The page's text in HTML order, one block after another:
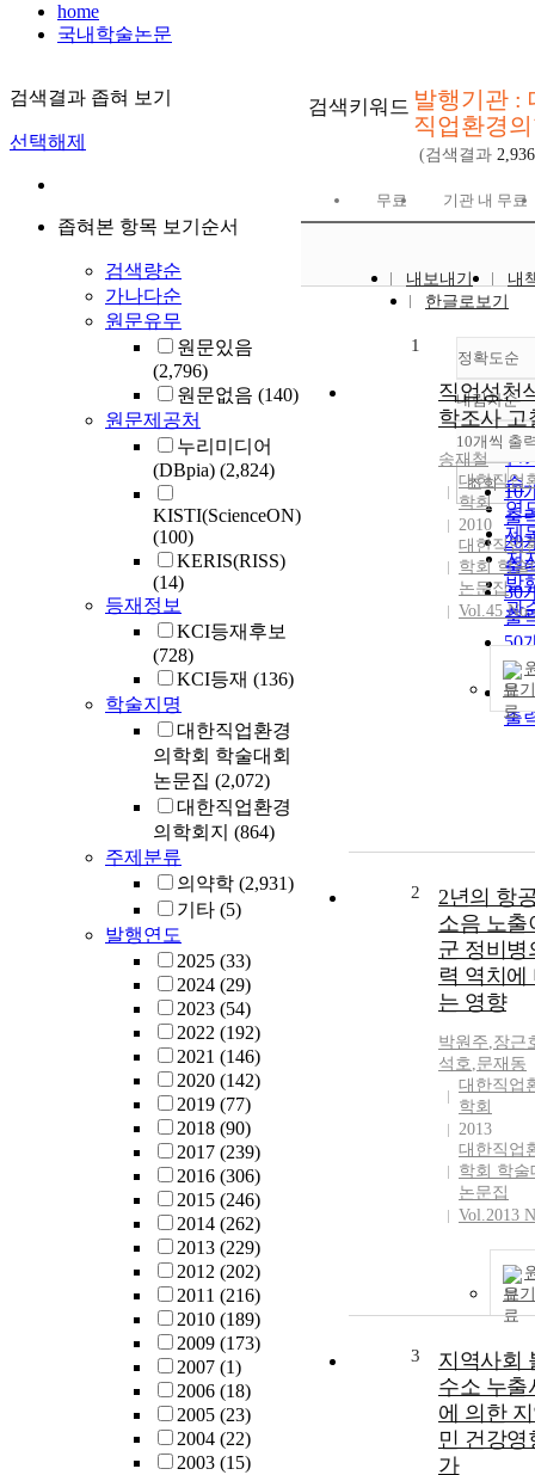
home
국내학술논문
검색결과 좁혀 보기
선택해제
좁혀본 항목 보기순서
검색량순
가나다순
원문유무
원문있음
(2,796)
원문없음 (140)
원문제공처
누리미디어
(DBpia) (2,824)
KISTI(ScienceON)
(100)
KERIS(RISS)
(14)
등재정보
KCI등재후보
(728)
KCI등재 (136)
학술지명
대한직업환경
의학회 학술대회
논문집 (2,072)
대한직업환경
의학회지 (864)
주제분류
의약학 (2,931)
기타 (5)
발행연도
2025 (33)
2024 (29)
2023 (54)
2022 (192)
2021 (146)
2020 (142)
2019 (77)
2018 (90)
2017 (239)
2016 (306)
2015 (246)
2014 (262)
2013 (229)
2012 (202)
2011 (216)
2010 (189)
2009 (173)
2007 (1)
2006 (18)
2005 (23)
2004 (22)
2003 (15)
검색키워드 발행기관 :
직업환경
(검색결과 2,936
무료 기관 내 무료
내보내기
내
한글로보기
정확도순
정
순
인
순
연
제
저
발
관
내림차순
내
10개씩 출
10
출
20
출
30
출
50
출
출
조회
1
직업성천
학조사 고
송재철
대한직업
학회
2010
대한직업
학회 학술
논문집
Vol.45
보기
2
2년의 항
소음 노출
군 정비병
력 역치에
는 영향
박원주,장근
석호,문재동
대한직업
학회
2013
대한직업
학회 학술
논문집
Vol.2013
보기
3
지역사회
수소 누출
에 의한
민 건강영
가